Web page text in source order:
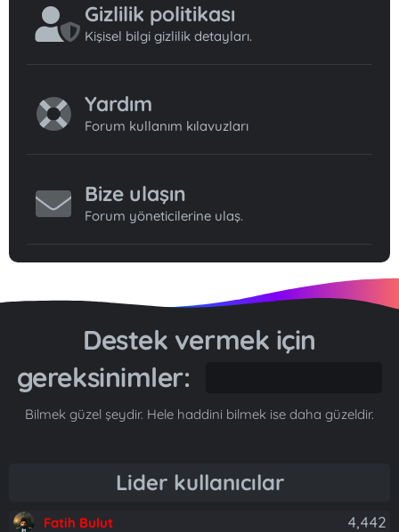
Gizlilik politikası
Kişisel bilgi gizlilik detayları.
Yardım
Forum kullanım kılavuzları
Bize ulaşın
Forum yöneticilerine ulaş.
Destek vermek için
gereksinimler:
Bilmek güzel şeydir. Hele haddini bilmek ise daha güzeldir.
Lider kullanıcılar
Fatih Bulut 4,442